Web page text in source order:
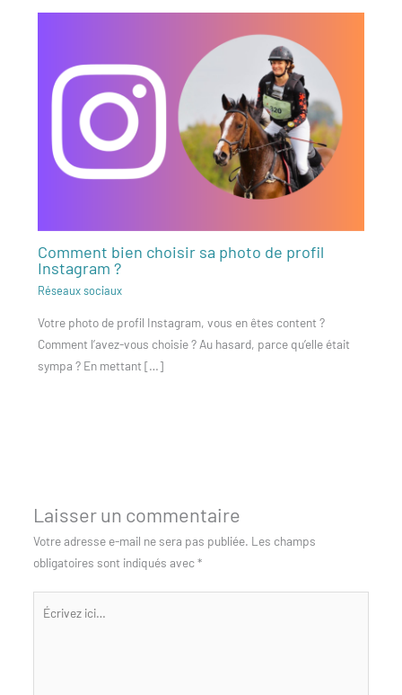
Comment bien choisir sa photo de profil
Instagram ?
Réseaux sociaux
Votre photo de profil Instagram, vous en êtes content ?
Comment l’avez-vous choisie ? Au hasard, parce qu’elle était
sympa ? En mettant […]
Laisser un commentaire
Votre adresse e-mail ne sera pas publiée. Les champs
obligatoires sont indiqués avec*
ici…